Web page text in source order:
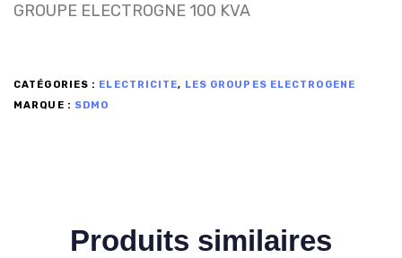
GROUPE ELECTROGNE 100 KVA
CATÉGORIES : ELECTRICITE, LES GROUPES ELECTROGENE
MARQUE : SDMO
Produits similaires